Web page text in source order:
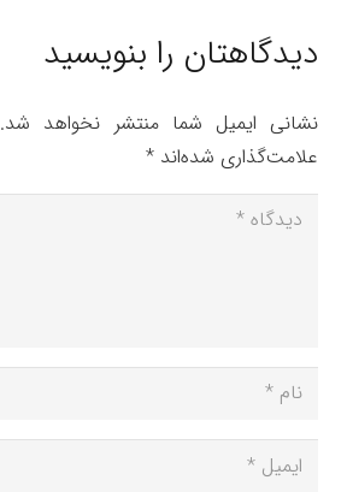
دیدگاهتان را بنویسید
نشانی ایمیل شما منتشر نخواهد شد.
علامت‌گذاری شده‌اند *